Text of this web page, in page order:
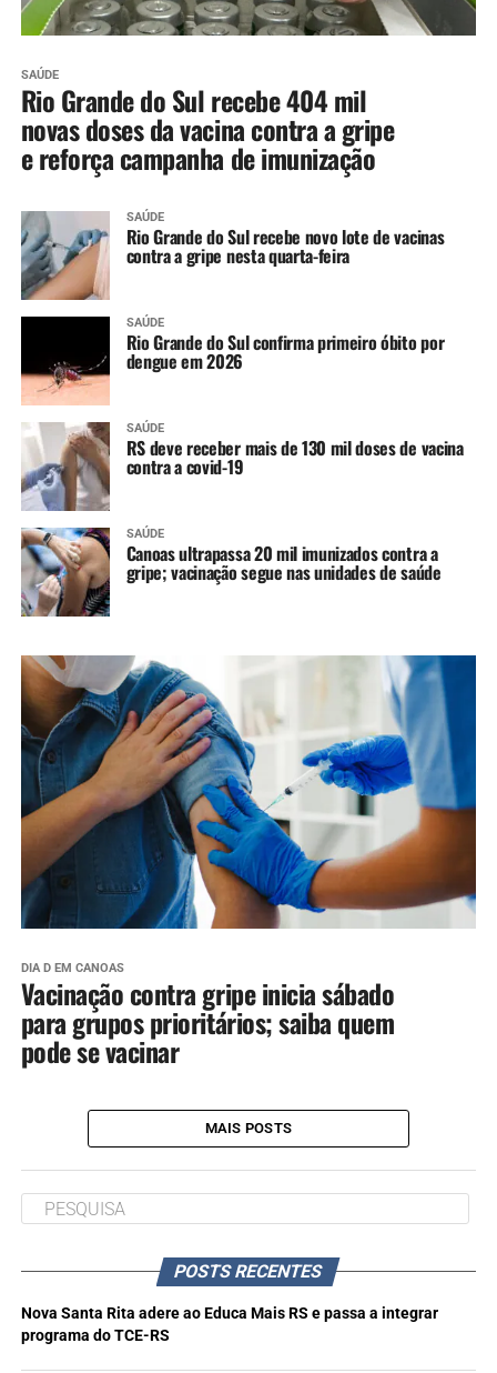
SAÚDE
Rio Grande do Sul recebe 404 mil
novas doses da vacina contra a gripe
e reforça campanha de imunização
SAÚDE
Rio Grande do Sul recebe novo lote de vacinas
contra a gripe nesta quarta-feira
SAÚDE
Rio Grande do Sul confirma primeiro óbito por
dengue em 2026
SAÚDE
RS deve receber mais de 130 mil doses de vacina
contra a covid-19
SAÚDE
Canoas ultrapassa 20 mil imunizados contra a
gripe; vacinação segue nas unidades de saúde
DIA D EM CANOAS
Vacinação contra gripe inicia sábado
para grupos prioritários; saiba quem
pode se vacinar
MAIS POSTS
POSTS RECENTES
Nova Santa Rita adere ao Educa Mais RS e passa a integrar
programa do TCE-RS